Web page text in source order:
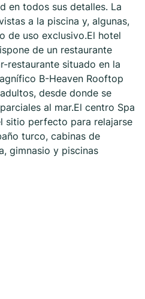
en todos sus detalles. La
a la piscina y, algunas,
de uso exclusivo.El hotel
de un restaurante
restaurante situado en la
B-Heaven Rooftop
desde donde se
al mar.El centro Spa
sitio perfecto para relajarse
turco, cabinas de
gimnasio y piscinas